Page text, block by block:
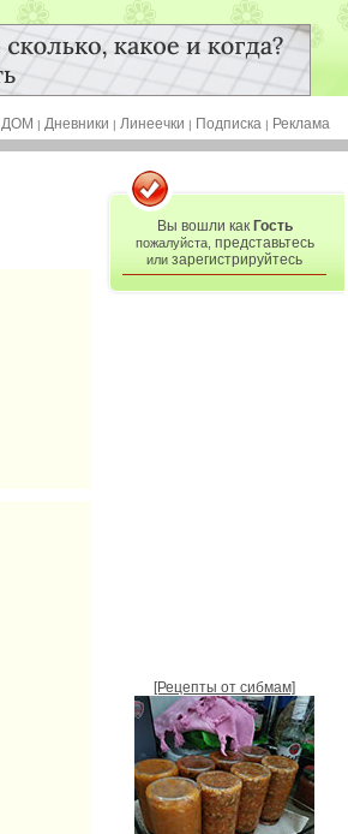
ДОМ | Дневники | Линеечки | Подписка | Реклама
Вы вошли как Гость
пожалуйста, представьтесь
или зарегистрируйтесь
[Рецепты от сибмам]